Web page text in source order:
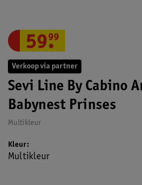
Verkoop via partner
Sevi Line By Cabino
Babynest Prinses
Multikleur
59.
99
Kleur
Multikleur